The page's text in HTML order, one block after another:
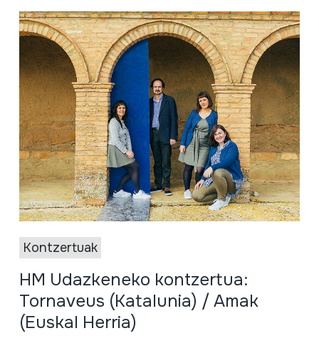
Kontzertuak
HM Udazkeneko kontzertua:
Tornaveus (Katalunia) / Amak
(Euskal Herria)